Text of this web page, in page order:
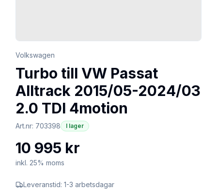
Volkswagen
Turbo till VW Passat
Alltrack 2015/05-2024/03
2.0 TDI 4motion
Art.nr: 703398 I lager
10 995 kr
inkl. 25% moms
Leveranstid: 1-3 arbetsdagar